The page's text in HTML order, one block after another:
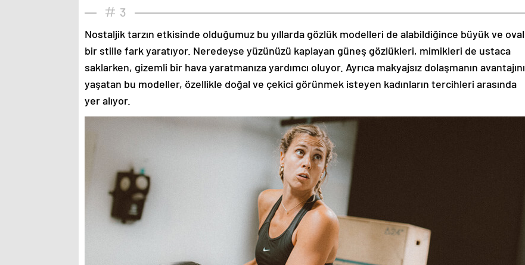
3
Nostaljik tarzın etkisinde olduğumuz bu yıllarda gözlük modelleri de alabildiğince büyük ve oval
bir stille fark yaratıyor. Neredeyse yüzünüzü kaplayan güneş gözlükleri, mimikleri de ustaca
saklarken, gizemli bir hava yaratmanıza yardımcı oluyor. Ayrıca makyajsız dolaşmanın avantajını
yaşatan bu modeller, özellikle doğal ve çekici görünmek isteyen kadınların tercihleri arasında
yer alıyor.